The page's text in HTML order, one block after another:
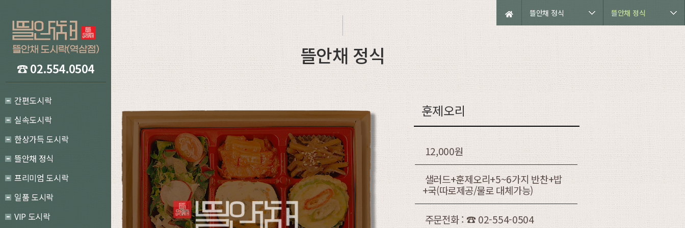
간편도시락
실속도시락
한상가득 도시락
뜰안채 정식
프리미엄 도시락
일품 도시락
VIP 도시락
뜰안채 정식 뜰안채 정식
뜰안채 정식
훈제오리
12,000원
샐러드+훈제오리+5~6가지 반찬+밥
+국(따로제공/물로 대체가능)
주문전화 : ☎ 02-554-0504